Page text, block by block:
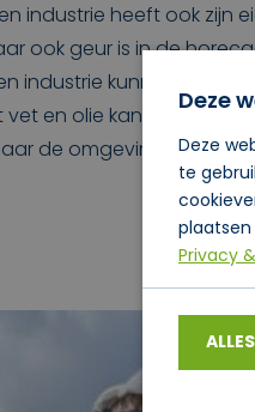
industrie heeft ook zijn
ook geur is in de
industrie kunnen wij een
vet en olie kan
de omgeving te
Deze
Deze
te
plaatsen
Privacy